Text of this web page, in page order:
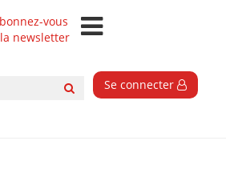
vous
newsletter
Se connecter